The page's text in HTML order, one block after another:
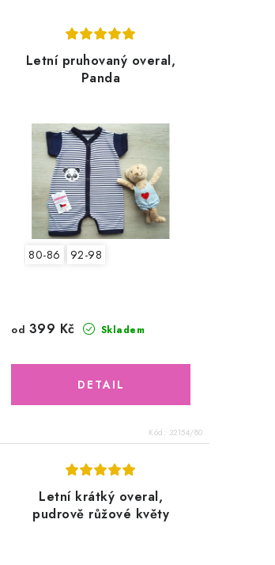
Letní pruhovaný overal,
Panda
80-86 92-98
Skladem
od 399 Kč
Kód: 32154/80
Letní krátký overal,
pudrově růžové květy